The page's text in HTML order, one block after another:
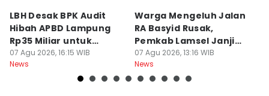
LBH Desak BPK Audit
Hibah APBD Lampung
Rp35 Miliar untuk
Kejaksaan
07 Agu 2026, 16:15 WIB
News
Warga Mengeluh Jalan
RA Basyid Rusak,
Pemkab Lamsel Janji
Segera Perbaiki
07 Agu 2026, 13:16 WIB
News